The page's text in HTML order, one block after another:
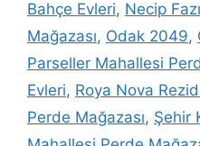
Bahçe Evleri, Necip
Mağazası, Odak 2049,
Parseller Mahallesi
Evleri, Roya Nova
Perde Mağazası, Şehir